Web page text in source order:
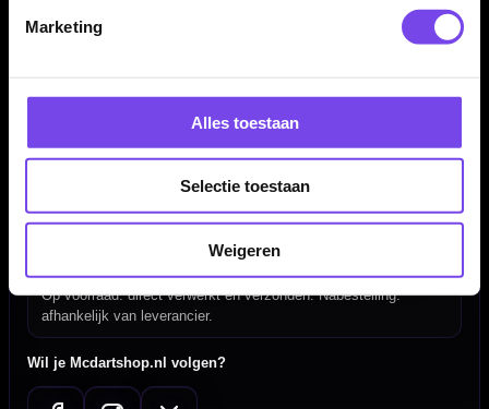
Marketing
Alles toestaan
Selectie toestaan
Weigeren
Gratis verzending vanaf €40
Tel: 085-8769938
Klantenservice@mcdartshop.nl
Mcdartshop.nl Graaf Hendrikstraat 5A1, 4651TB Steenbergen,
Nederland.
Op voorraad: direct verwerkt en verzonden. Nabestelling:
afhankelijk van leverancier.
Wil je Mcdartshop.nl volgen?